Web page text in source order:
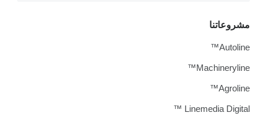
مشروعاتنا
Autoline™
Machineryline™
Agroline™
Linemedia Digital ™